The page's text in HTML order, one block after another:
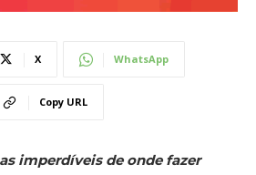
X WhatsApp
Copy URL
imperdíveis de onde fazer